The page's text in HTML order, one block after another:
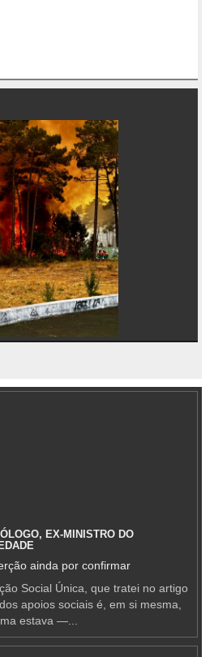
EX-MINISTRO DO
ainda por confirmar
Social Única, que tratei no artigo
apoios sociais é, em si mesma,
estava —...